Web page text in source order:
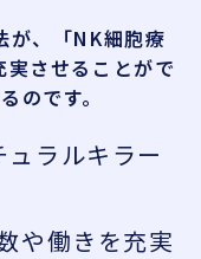
が、「NK細胞療
させることがで
のです。
ラルキラー
や働きを充実